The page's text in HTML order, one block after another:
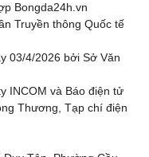
Bongda24h.vn
Truyền thông Quốc tế
03/4/2026 bởi Sở Văn
INCOM và Báo điện tử
Thương, Tạp chí điện